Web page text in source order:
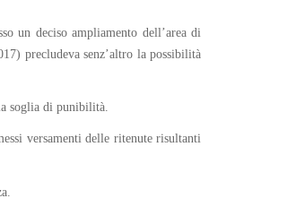
un deciso ampliamento dell’area di
precludeva senz’altro la possibilità
soglia di punibilità.
versamenti delle ritenute risultanti